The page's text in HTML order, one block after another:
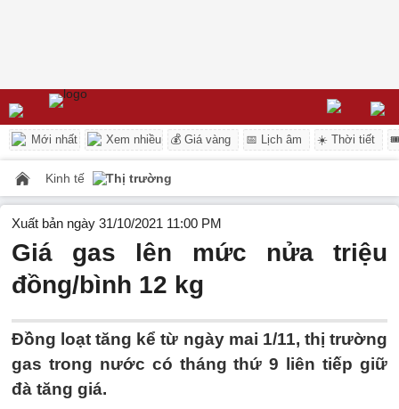
Mới nhất Xem nhiều 💰 Giá vàng 📅 Lịch âm ☀️ Thời tiết
Kinh tế Thị trường
Xuất bản ngày 31/10/2021 11:00 PM
Giá gas lên mức nửa triệu
đồng/bình 12 kg
Đồng loạt tăng kể từ ngày mai 1/11, thị trường
gas trong nước có tháng thứ 9 liên tiếp giữ
đà tăng giá.